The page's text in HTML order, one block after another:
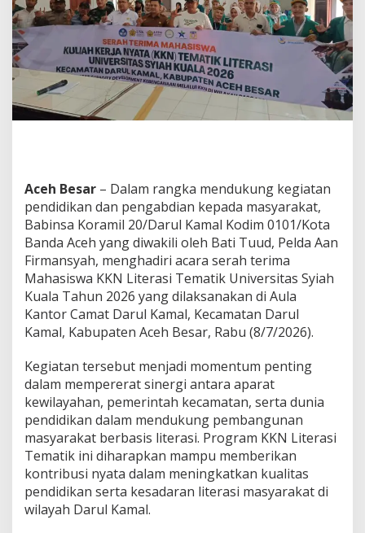
T
e
r
i
m
a
M
a
h
w
a
K
K
N
U
S
K
d
i
r
u
l
K
m
a
l
,
e
Aceh Besar – Dalam rangka mendukung kegiatan
pendidikan dan pengabdian kepada masyarakat,
Babinsa Koramil 20/Darul Kamal Kodim 0101/Kota
Banda Aceh yang diwakili oleh Bati Tuud, Pelda Aan
Firmansyah, menghadiri acara serah terima
Mahasiswa KKN Literasi Tematik Universitas Syiah
Kuala Tahun 2026 yang dilaksanakan di Aula
Kantor Camat Darul Kamal, Kecamatan Darul
Kamal, Kabupaten Aceh Besar, Rabu (8/7/2026).
Kegiatan tersebut menjadi momentum penting
dalam mempererat sinergi antara aparat
kewilayahan, pemerintah kecamatan, serta dunia
pendidikan dalam mendukung pembangunan
masyarakat berbasis literasi. Program KKN Literasi
Tematik ini diharapkan mampu memberikan
kontribusi nyata dalam meningkatkan kualitas
pendidikan serta kesadaran literasi masyarakat di
wilayah Darul Kamal.